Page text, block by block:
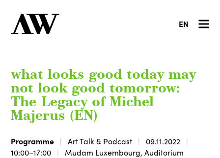
EN
what looks good today may
not look good tomorrow:
The Legacy of Michel
Majerus (EN)
Programme Art Talk & Podcast
09.11.2022
10:00–17:00
Mudam Luxembourg, Auditorium